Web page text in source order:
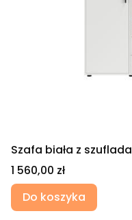
Szafa biała z
Cena
1 560,00 zł
Do koszyka